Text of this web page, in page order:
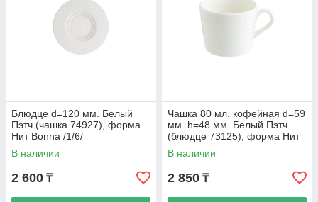
Блюдце d=120 мм. Белый
Пэтч (чашка 74927), форма
Нит Bonna /1/6/
В наличии
2 600 ₸
Чашка 80 мл. кофейная d=59
мм. h=48 мм. Белый Пэтч
(блюдце 73125), форма Нит
Bonna /1/6/
В наличии
2 850 ₸